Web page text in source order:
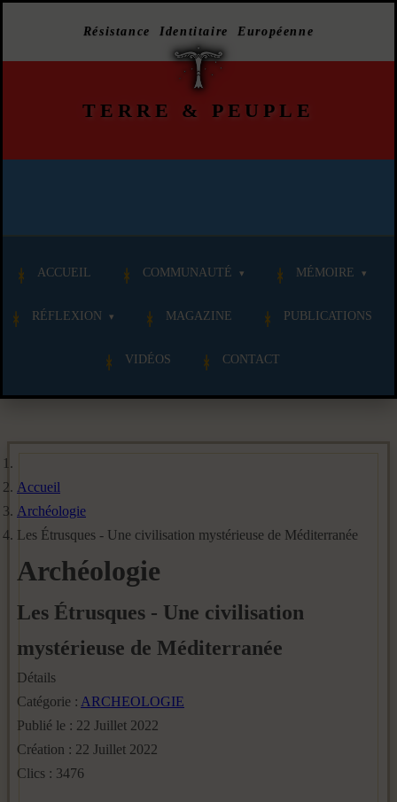
Résistance Identitaire Européenne
TERRE & PEUPLE
ACCUEIL COMMUNAUTÉ MÉMOIRE
RÉFLEXION MAGAZINE PUBLICATIONS
VIDÉOS CONTACT
Accueil
Archéologie
Les Étrusques - Une civilisation mystérieuse de Méditerranée
Archéologie
Les Étrusques - Une civilisation
mystérieuse de Méditerranée
Détails
Catégorie : ARCHEOLOGIE
Publié le : 22 Juillet 2022
Création : 22 Juillet 2022
Clics : 3476